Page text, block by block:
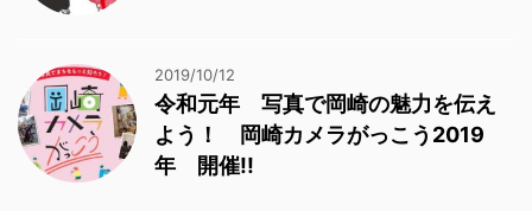
2019/10/12
令和元年 写真で岡崎の魅力を伝え
よう！ 岡崎カメラがっこう2019
年 開催!!